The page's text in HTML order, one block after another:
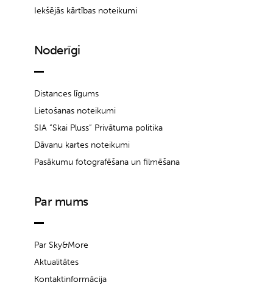
Iekšējās kārtības noteikumi
Noderīgi
Distances līgums
Lietošanas noteikumi
SIA “Skai Pluss” Privātuma politika
Dāvanu kartes noteikumi
Pasākumu fotografēšana un filmēšana
Par mums
Par Sky&More
Aktualitātes
Kontaktinformācija